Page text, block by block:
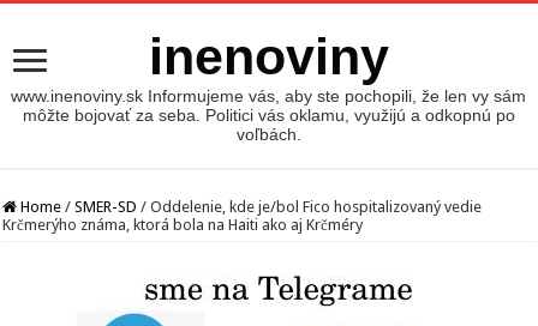
inenoviny
www.inenoviny.sk Informujeme vás, aby ste pochopili, že len vy sám
môžte bojovať za seba. Politici vás oklamu, využijú a odkopnú po
voľbách.
Home / SMER-SD / Oddelenie, kde je/bol Fico hospitalizovaný vedie
Krčmerýho známa, ktorá bola na Haiti ako aj Krčméry